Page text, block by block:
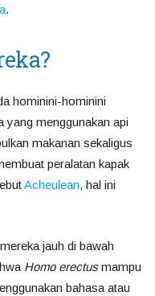
.
hominini-hominini
yang menggunakan api
makanan sekaligus
peralatan kapak
Acheulean, hal ini
jauh di bawah
Homo erectusmampu
bahasa atau